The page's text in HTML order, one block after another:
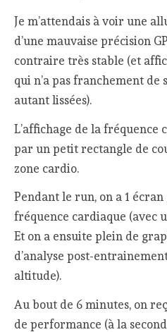
Je m’attendais à voir une
d’une mauvaise précision
contraire très stable (et
qui n’a pas franchement de
autant lissées).
L’affichage de la fréquence
par un petit rectangle de
zone cardio.
Pendant le run, on a 1
fréquence cardiaque (avec
Et on a ensuite plein de
d’analyse post-
altitude).
Au bout de 6 minutes, on
de performance (à la